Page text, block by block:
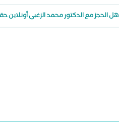
هل الحجز مع الدكتور محمد الزغبي أونلاين